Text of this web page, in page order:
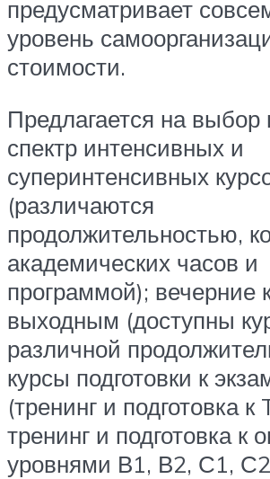
предусматривает
уровень
стоимости.
Предлагается на
спектр интенсивных и
суперинтенсивных
(различаются
продолжительностью,
академических часов и
программой); вечерние
выходным (доступны
различной
курсы подготовки к
(тренинг и подготовка к
тренинг и подготовка к
уровнями В1, В2, С1,